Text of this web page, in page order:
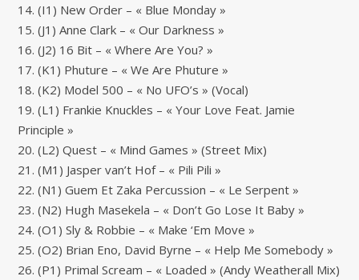
14. (I1) New Order – « Blue Monday »
15. (J1) Anne Clark – « Our Darkness »
16. (J2) 16 Bit – « Where Are You? »
17. (K1) Phuture – « We Are Phuture »
18. (K2) Model 500 – « No UFO’s » (Vocal)
19. (L1) Frankie Knuckles – « Your Love Feat. Jamie
Principle »
20. (L2) Quest – « Mind Games » (Street Mix)
21. (M1) Jasper van’t Hof – « Pili Pili »
22. (N1) Guem Et Zaka Percussion – « Le Serpent »
23. (N2) Hugh Masekela – « Don’t Go Lose It Baby »
24. (O1) Sly & Robbie – « Make ‘Em Move »
25. (O2) Brian Eno, David Byrne – « Help Me Somebody »
26. (P1) Primal Scream – « Loaded » (Andy Weatherall Mix)